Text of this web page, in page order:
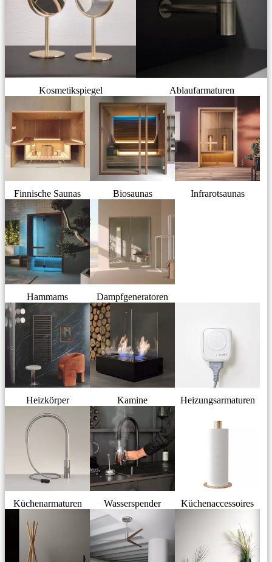
Kosmetikspiegel Ablaufarmaturen
Finnische Saunas Biosaunas Infrarotsaunas
Hammams Dampfgeneratoren
Heizkörper Kamine Heizungsarmaturen
Küchenarmaturen Wasserspender Küchenaccessoires